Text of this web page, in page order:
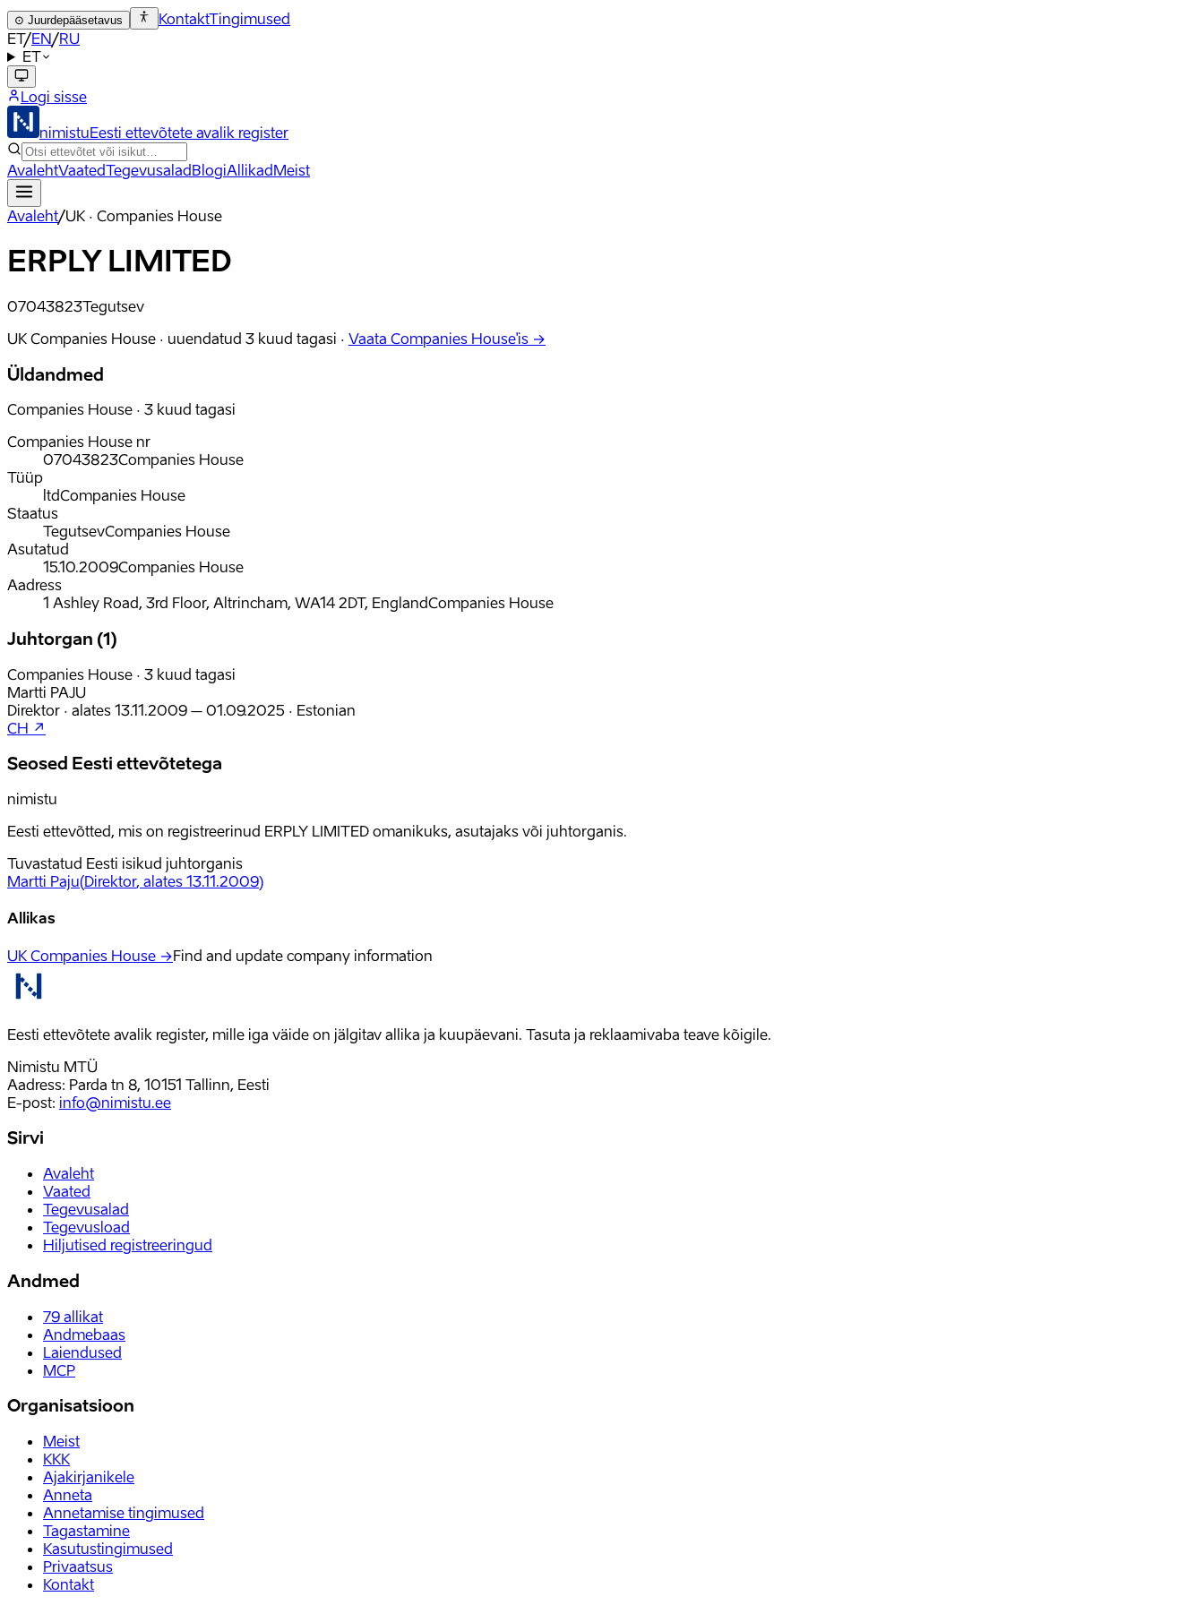
⊙ Juurdepääsetavus KontaktTingimused
ET/EN/RU
ET
Logi sisse
nimistuEesti ettevõtete avalik register
AvalehtVaatedTegevusaladBlogiAllikadMeist
Avaleht/UK · Companies House
ERPLY LIMITED
07043823Tegutsev
UK Companies House · uuendatud 3 kuud tagasi · Vaata Companies House'is →
Üldandmed
Companies House · 3 kuud tagasi
Companies House nr
07043823Companies House
Tüüp
ltdCompanies House
Staatus
TegutsevCompanies House
Asutatud
15.10.2009Companies House
Aadress
1 Ashley Road, 3rd Floor, Altrincham, WA14 2DT, EnglandCompanies House
Juhtorgan (1)
Companies House · 3 kuud tagasi
Martti PAJU
Direktor · alates 13.11.2009 – 01.09.2025 · Estonian
CH ↗
Seosed Eesti ettevõtetega
nimistu
Eesti ettevõtted, mis on registreerinud ERPLY LIMITED omanikuks, asutajaks või juhtorganis.
Tuvastatud Eesti isikud juhtorganis
Martti Paju(Direktor, alates 13.11.2009)
Allikas
UK Companies House →Find and update company information
Eesti ettevõtete avalik register, mille iga väide on jälgitav allika ja kuupäevani. Tasuta ja reklaamivaba teave kõigile.
Nimistu MTÜ
Aadress: Parda tn 8, 10151 Tallinn, Eesti
E-post: info@nimistu.ee
Sirvi
Avaleht
Vaated
Tegevusalad
Tegevusload
Hiljutised registreeringud
Andmed
79 allikat
Andmebaas
Laiendused
MCP
Organisatsioon
Meist
KKK
Ajakirjanikele
Anneta
Annetamise tingimused
Tagastamine
Kasutustingimused
Privaatsus
Kontakt